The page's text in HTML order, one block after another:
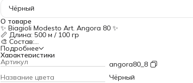
Чёрный
О товаре
✨ Biagioli Modesto Art. Angora 80 ✨
📏 Длина: 500 м / 100 гр
🎨 Состав:
▫ 80% ангора Spike (элитный пух) — облако нежности
▫ 20% меринос-суперфайн — прочность и терморегуляция
🔍 Как проверить подлинность: Вытяните несколько
Подожгите кончик — должен гореть как натуральная
Разотрите пепел между пальцами — превратится в пыль
Подробнее
Характеристики
Артикул
angora80_8
Название цвета
Чёрный